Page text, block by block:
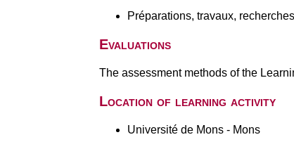
Préparations, travaux,
Evaluations
The assessment methods of the
Location of learning activity
Université de Mons - Mons